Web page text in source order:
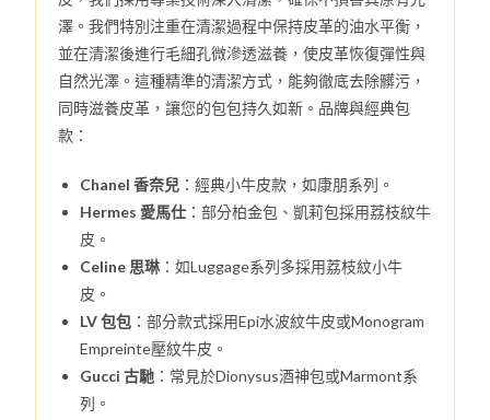
澤。我們特別注重在清潔過程中保持皮革的油水平衡，
並在清潔後進行毛細孔微滲透滋養，使皮革恢復彈性與
自然光澤。這種精準的清潔方式，能夠徹底去除髒污，
同時滋養皮革，讓您的包包持久如新。品牌與經典包
款：
Chanel 香奈兒 ：經典小牛皮款，如康朋系列。
Hermes 愛馬仕 ：部分柏金包、凱莉包採用荔枝紋牛
皮。
Celine 思琳：如Luggage系列多採用荔枝紋小牛
皮。
LV 包包 ：部分款式採用Epi水波紋牛皮或Monogram
Empreinte壓紋牛皮。
Gucci 古馳 ：常見於Dionysus酒神包或Marmont系
列。